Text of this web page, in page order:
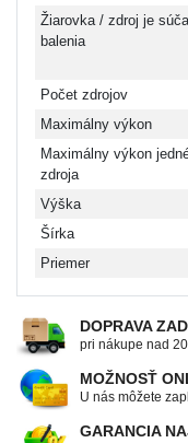
Žiarovka / zdroj je
balenia
Počet zdrojov
Maximálny výkon
Maximálny výkon
zdroja
Výška
Šírka
Priemer
DOPRAVA
pri nákupe nad
MOŽNOSŤ
U nás môžete
GARANCIA